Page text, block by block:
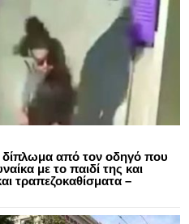
από τον οδηγό που
με το παιδί της και
τραπεζοκαθίσματα –